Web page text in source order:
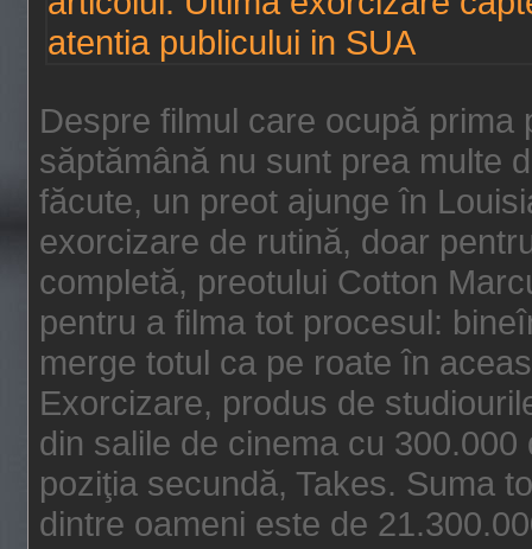
Despre filmul care ocupă
săptămână nu sunt prea multe
făcute, un preot ajunge în
exorcizare de rutină, doar
completă, preotului Cotton
pentru a filma tot procesul:
merge totul ca pe roate în
Exorcizare, produs de
din salile de cinema cu
poziţia secundă, Takes. Suma
dintre oameni este de